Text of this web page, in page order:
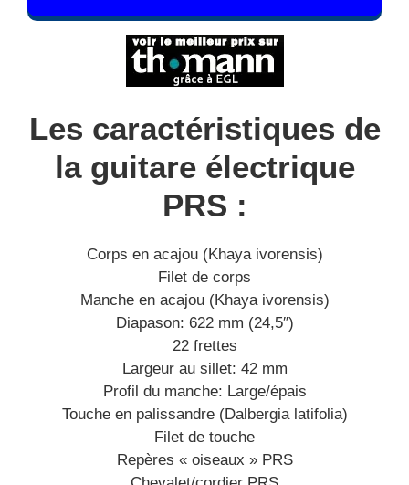
Les caractéristiques de
la guitare électrique
PRS :
Corps en acajou (Khaya ivorensis)
Filet de corps
Manche en acajou (Khaya ivorensis)
Diapason: 622 mm (24,5″)
22 frettes
Largeur au sillet: 42 mm
Profil du manche: Large/épais
Touche en palissandre (Dalbergia latifolia)
Filet de touche
Repères « oiseaux » PRS